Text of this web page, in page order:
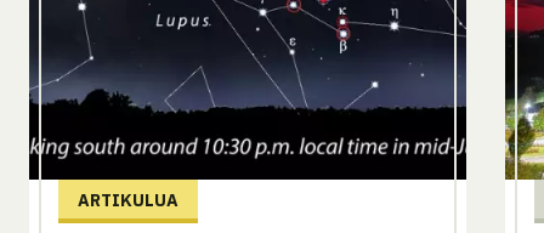
ARTIKULUA